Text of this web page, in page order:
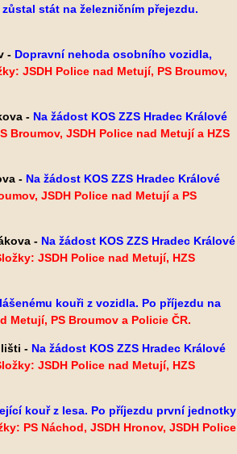
stát na železničním přejezdu.
- Dopravní nehoda osobního vozidla,
JSDH Police nad Metují, PS Broumov,
- Na žádost KOS ZZS Hradec Králové
Broumov, JSDH Police nad Metují a HZS
- Na žádost KOS ZZS Hradec Králové
JSDH Police nad Metují a PS
- Na žádost KOS ZZS Hradec Králové
JSDH Police nad Metují, HZS
kouři z vozidla. Po příjezdu na
Metují, PS Broumov a Policie ČR.
- Na žádost KOS ZZS Hradec Králové
JSDH Police nad Metují, HZS
kouř z lesa. Po příjezdu první jednotky
PS Náchod, JSDH Hronov, JSDH Police